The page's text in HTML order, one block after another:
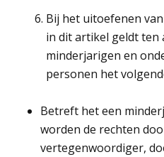
Bij het uitoefenen
in dit artikel geldt ten
minderjarigen en
personen het
Betreft het een
worden de rechten
vertegenwoordiger,